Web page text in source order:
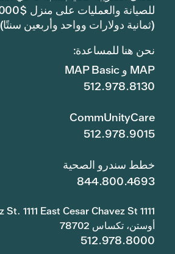
(ثمانية دولارات وواحد وأربعين
نحن هنا للمساعدة:
MAP و MAP Basic
512.978.8130
CommUnityCare
512.978.9015
خطط سندرو الصحية
844.800.4693
1111 East Cesar Chavez St. 1111 East Cesar Chavez St.
أوستن، تكساس 78702
512.978.8000